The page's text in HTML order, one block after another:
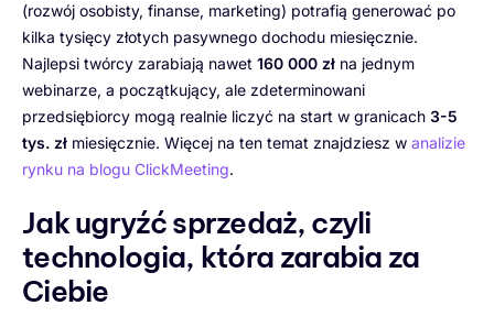
(rozwój osobisty, finanse, marketing) potrafią generować po
kilka tysięcy złotych pasywnego dochodu miesięcznie.
Najlepsi twórcy zarabiają nawet 160 000 zł na jednym
webinarze, a początkujący, ale zdeterminowani
przedsiębiorcy mogą realnie liczyć na start w granicach 3-5
tys. zł miesięcznie. Więcej na ten temat znajdziesz w analizie
rynku na blogu ClickMeeting.
Jak ugryźć sprzedaż, czyli
technologia, która zarabia za
Ciebie